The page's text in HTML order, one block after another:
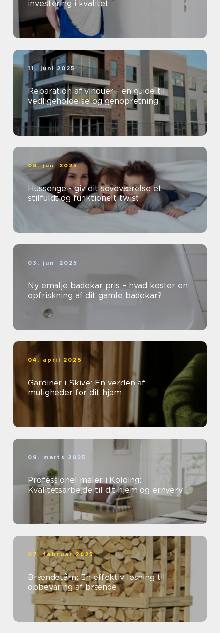
investering i kvalitet
11. juni 2025
Reparation af vinduer - en guide til
vedligeholdelse og genopretning
08. juni 2025
Hussenge - giv dit soveværelse et
stilfuldt og funktionelt twist
03. juni 2025
Ny emalje badekar pris – hvad koster en
opfriskning af dit gamle badekar?
04. april 2025
Gardiner i Skive: En verden af
muligheder for dit hjem
09. marts 2025
Professionel maler i Kolding:
Kvalitetsarbejde til dit hjem og erhverv
07. februar 2025
Brændetårn: En effektiv løsning til
opbevaring af brænde